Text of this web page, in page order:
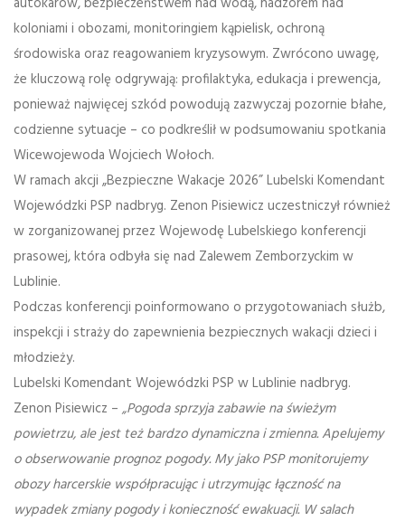
koloniami i obozami, monitoringiem kąpielisk, ochroną
środowiska oraz reagowaniem kryzysowym. Zwrócono uwagę,
że kluczową rolę odgrywają: profilaktyka, edukacja i prewencja,
ponieważ najwięcej szkód powodują zazwyczaj pozornie błahe,
codzienne sytuacje – co podkreślił w podsumowaniu spotkania
Wicewojewoda Wojciech Wołoch.
W ramach akcji „Bezpieczne Wakacje 2026” Lubelski Komendant
Wojewódzki PSP nadbryg. Zenon Pisiewicz uczestniczył również
w zorganizowanej przez Wojewodę Lubelskiego konferencji
prasowej, która odbyła się nad Zalewem Zemborzyckim w
Lublinie.
Podczas konferencji poinformowano o przygotowaniach służb,
inspekcji i straży do zapewnienia bezpiecznych wakacji dzieci i
młodzieży.
Lubelski Komendant Wojewódzki PSP w Lublinie nadbryg.
Zenon Pisiewicz – „Pogoda sprzyja zabawie na świeżym
powietrzu, ale jest też bardzo dynamiczna i zmienna. Apelujemy
o obserwowanie prognoz pogody. My jako PSP monitorujemy
obozy harcerskie współpracując i utrzymując łączność na
wypadek zmiany pogody i konieczność ewakuacji. W salach